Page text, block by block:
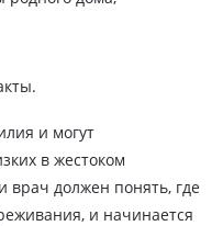
и могут
в жестоком
врач должен понять, где
и начинается